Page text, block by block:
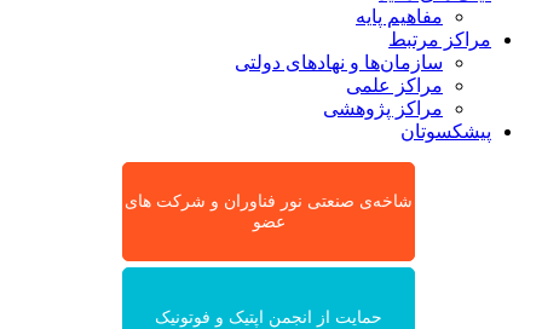
مفاهیم پایه
مراکز مرتبط
سازمان‌ها و نهادهای دولتی
مراکز علمی
مراکز پژوهشی
پیشکسوتان
شاخه‌ی صنعتی نور فناوران و شرکت های
عضو
حمایت از انجمن اپتیک و فوتونیک